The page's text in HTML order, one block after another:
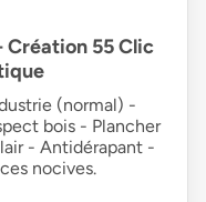
Création 55 Clic
(normal) -
bois - Plancher
- Antidérapant -
nocives.